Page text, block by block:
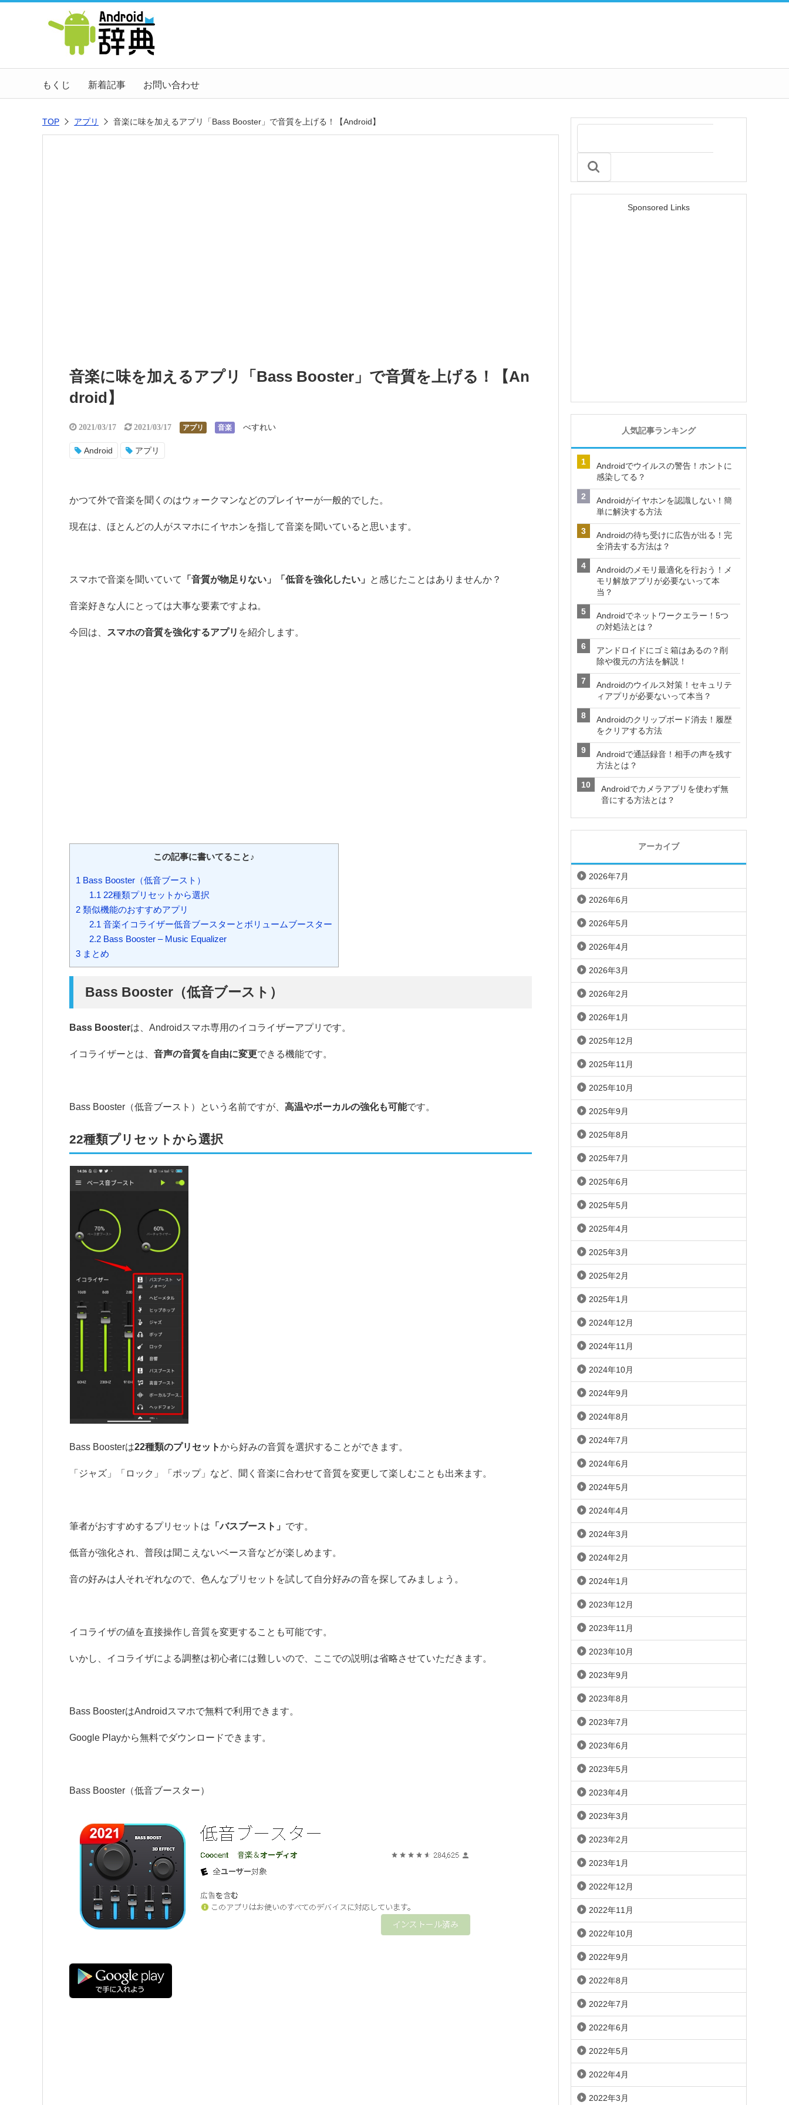
もくじ 新着記事 お問い合わせ
TOP アプリ 音楽に味を加えるアプリ「Bass Booster」で音質を上げる！【Android】
音楽に味を加えるアプリ「Bass Booster」で音質を上げる！【An
droid】
2021/03/17 2021/03/17 アプリ 音楽 べすれい
Android アプリ
かつて外で音楽を聞くのはウォークマンなどのプレイヤーが一般的でした。
現在は、ほとんどの人がスマホにイヤホンを指して音楽を聞いていると思います。
スマホで音楽を聞いていて 「音質が物足りない」「低音を強化したい」 と感じたことはありませんか？
音楽好きな人にとっては大事な要素ですよね。
今回は、 スマホの音質を強化するアプリ を紹介します。
この記事に書いてること♪
1 Bass Booster（低音ブースト）
1.1 22種類プリセットから選択
2 類似機能のおすすめアプリ
2.1 音楽イコライザー低音ブースターとボリュームブースター
2.2Bass Booster – Music Equalizer
3 まとめ
Bass Booster（低音ブースト）
Bass Boosterは、Androidスマホ専用のイコライザーアプリです。
イコライザーとは、 音声の音質を自由に変更できる機能です。
Bass Booster（低音ブースト）という名前ですが、 高温やボーカルの強化も可能です。
22種類プリセットから選択
Bass Boosterは22種類のプリセットから好みの音質を選択することができます。
「ジャズ」「ロック」「ポップ」など、聞く音楽に合わせて音質を変更して楽しむことも出来ます。
筆者がおすすめするプリセットは 「バスブースト」 です。
低音が強化され、普段は聞こえないベース音などが楽しめます。
音の好みは人それぞれなので、色んなプリセットを試して自分好みの音を探してみましょう。
イコライザの値を直接操作し音質を変更することも可能です。
いかし、イコライザによる調整は初心者には難しいので、ここでの説明は省略させていただきます。
Bass BoosterはAndroidスマホで無料で利用できます。
Google Playから無料でダウンロードできます。
Bass Booster（低音ブースター）
Sponsored Links
人気記事ランキング
Androidでウイルスの警告！ホントに
感染してる？
Androidがイヤホンを認識しない！簡
単に解決する方法
Androidの待ち受けに広告が出る！完
全消去する方法は？
Androidのメモリ最適化を行おう！メ
モリ解放アプリが必要ないって本
当？
Androidでネットワークエラー！5つ
の対処法とは？
アンドロイドにゴミ箱はあるの？削
除や復元の方法を解説！
Androidのウイルス対策！セキュリテ
ィアプリが必要ないって本当？
Androidのクリップボード消去！履歴
をクリアする方法
Androidで通話録音！相手の声を残す
方法とは？
Androidでカメラアプリを使わず無
音にする方法とは？
アーカイブ
2026年7月
2026年6月
2026年5月
2026年4月
2026年3月
2026年2月
2026年1月
2025年12月
2025年11月
2025年10月
2025年9月
2025年8月
2025年7月
2025年6月
2025年5月
2025年4月
2025年3月
2025年2月
2025年1月
2024年12月
2024年11月
2024年10月
2024年9月
2024年8月
2024年7月
2024年6月
2024年5月
2024年4月
2024年3月
2024年2月
2024年1月
2023年12月
2023年11月
2023年10月
2023年9月
2023年8月
2023年7月
2023年6月
2023年5月
2023年4月
2023年3月
2023年2月
2023年1月
2022年12月
2022年11月
2022年10月
2022年9月
2022年8月
2022年7月
2022年6月
2022年5月
2022年4月
2022年3月